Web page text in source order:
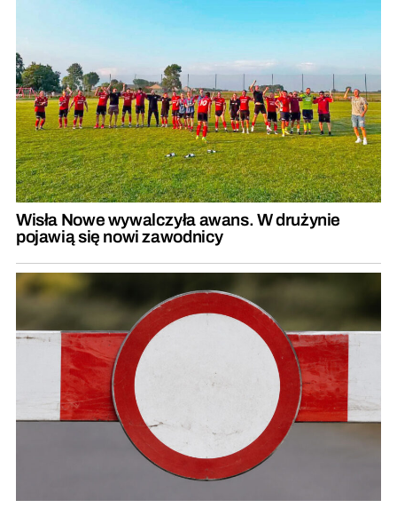
Wisła Nowe wywalczyła awans. W drużynie
pojawią się nowi zawodnicy